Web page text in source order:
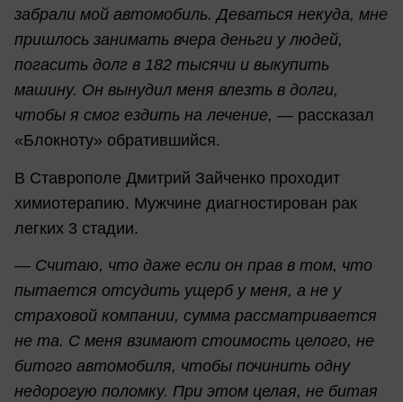
забрали мой автомобиль. Деваться некуда, мне
пришлось занимать вчера деньги у людей,
погасить долг в 182 тысячи и выкупить
машину. Он вынудил меня влезть в долги,
чтобы я смог ездить на лечение, — рассказал
«Блокноту» обратившийся.
В Ставрополе Дмитрий Зайченко проходит
химиотерапию. Мужчине диагностирован рак
легких 3 стадии.
— Считаю, что даже если он прав в том, что
пытается отсудить ущерб у меня, а не у
страховой компании, сумма рассматривается
не та. С меня взимают стоимость целого, не
битого автомобиля, чтобы починить одну
недорогую поломку. При этом целая, не битая